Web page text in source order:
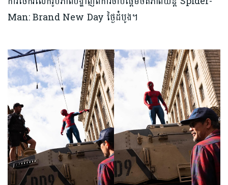
Man: Brand New Day ថ្ងៃដំបូង។